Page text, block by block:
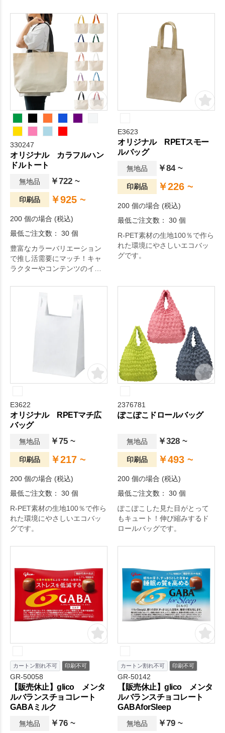
ント・物販・ユニフォームな
ど幅広い用途におすすめで
330247
オリジナル カラフルハン
ドルトート
無地品 ￥722 ~
印刷品 ￥925 ~
200 個の場合 (税込)
最低ご注文数： 30 個
豊富なカラーバリエーション
で推し活需要にマッチ！キャ
ラクターやコンテンツのイメ
色展開。
E3623
オリジナル RPETスモー
ルバッグ
無地品 ￥84 ~
印刷品 ￥226 ~
200 個の場合 (税込)
最低ご注文数： 30 個
R-PET素材の生地100％で作ら
れた環境にやさしいエコバッ
グです。
E3622
オリジナル RPETマチ広
バッグ
無地品 ￥75 ~
印刷品 ￥217 ~
200 個の場合 (税込)
最低ご注文数： 30 個
R-PET素材の生地100％で作ら
れた環境にやさしいエコバッ
グです。
2376781
ぽこぽこドロールバッグ
無地品 ￥328 ~
印刷品 ￥493 ~
200 個の場合 (税込)
最低ご注文数： 30 個
ぽこぽこした見た目がとって
もキュート！伸び縮みするド
ロールバッグです。
カートン割れ不可 印刷不可
GR-50058
【販売休止】glico メンタ
ルバランスチョコレート
GABAミルク
無地品 ￥76 ~
カートン割れ不可 印刷不可
GR-50142
【販売休止】glico メンタ
ルバランスチョコレート
GABAforSleep
無地品 ￥79 ~